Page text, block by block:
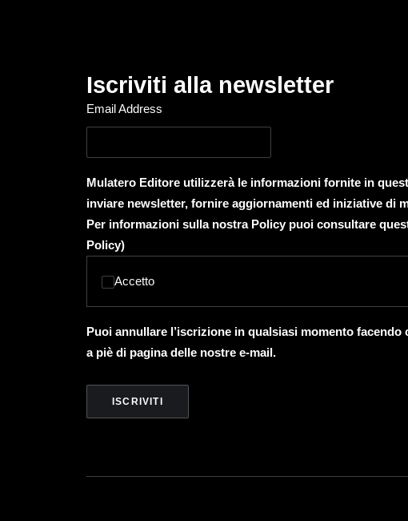
Iscriviti alla newsletter
Email Address
Mulatero Editore utilizzerà le informazioni fornite in
inviare newsletter, fornire aggiornamenti ed iniziative di
Per informazioni sulla nostra Policy puoi consultare
Policy)
Accetto
Puoi annullare l’iscrizione in qualsiasi momento facendo
a piè di pagina delle nostre e-mail.